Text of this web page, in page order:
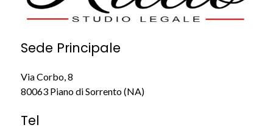
Sede Principale
Via Corbo, 8
80063 Piano di Sorrento (NA)
Tel